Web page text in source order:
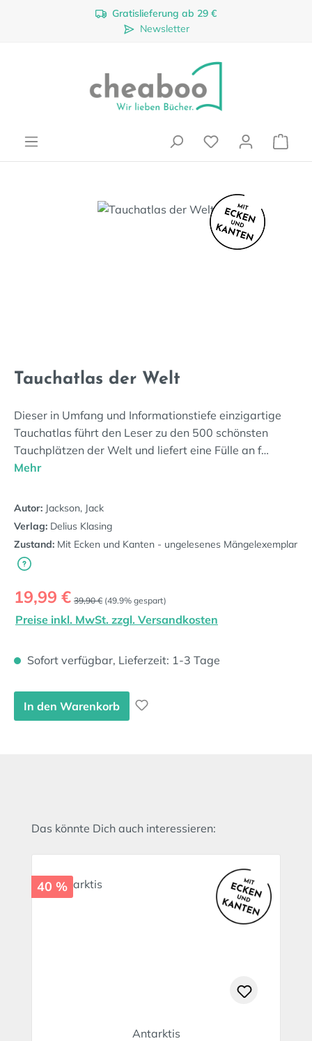
Zum Hauptinhalt springenGratislieferung ab 29 €
Newsletter
Bildergalerie überspringen
Tauchatlas der Welt
Dieser in Umfang und Informationstiefe einzigartige
Tauchatlas führt den Leser zu den 500 schönsten
Tauchplätzen der Welt und liefert eine Fülle an f…
Mehr
Autor: Jackson, Jack
Verlag: Delius Klasing
Zustand: Mit Ecken und Kanten - ungelesenes Mängelexemplar
Verkaufspreis:
19,99 € Regulärer Preis:
39,90 € (49.9% gespart)
Preise inkl. MwSt. zzgl. Versandkosten
Sofort verfügbar, Lieferzeit: 1-3 Tage
In den Warenkorb
Produktgalerie überspringen
Das könnte Dich auch interessieren:
40 %
Antarktis